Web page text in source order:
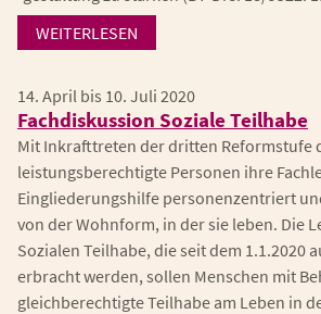
WEITERLESEN
14. April bis 10. Juli 2020
Fachdiskussion Soziale Teilhabe
Mit Inkrafttreten der dritten Reformstufe
leistungsberechtigte Personen ihre
Eingliederungshilfe personenzentriert
von der Wohnform, in der sie leben. Die
Sozialen Teilhabe, die seit dem 1.1.2020
erbracht werden, sollen Menschen mit
gleichberechtigte Teilhabe am Leben in